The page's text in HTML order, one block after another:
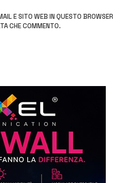
E SITO WEB IN QUESTO BROWSER
CHE COMMENTO.